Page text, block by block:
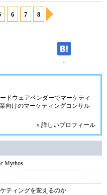
6 7 8
-
ドウェアベンダーでマーケティ
向けのマーケティングコンサル
» 詳しいプロフィール
Mythos
ケティングを変えるのか